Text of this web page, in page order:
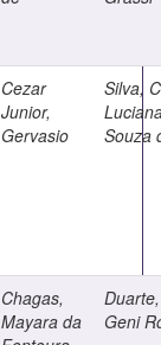
Cezar
Junior,
Gervasio
Silva,
Souza
Chagas,
Mayara da
Duarte,
Geni